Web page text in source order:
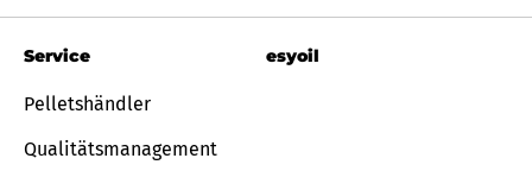
Service
Pelletshändler
Qualitätsmanagement
esyoil